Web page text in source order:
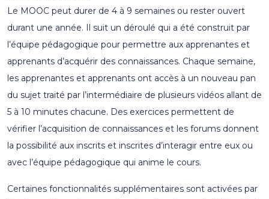
Le MOOC peut durer de 4 à 9 semaines ou rester ouvert
durant une année. Il suit un déroulé qui a été construit par
l’équipe pédagogique pour permettre aux apprenantes et
apprenants d’acquérir des connaissances. Chaque semaine,
les apprenantes et apprenants ont accès à un nouveau pan
du sujet traité par l’intermédiaire de plusieurs vidéos allant de
5 à 10 minutes chacune. Des exercices permettent de
vérifier l’acquisition de connaissances et les forums donnent
la possibilité aux inscrits et inscrites d’interagir entre eux ou
avec l’équipe pédagogique qui anime le cours.
Certaines fonctionnalités supplémentaires sont activées par